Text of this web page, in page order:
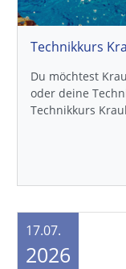
Du möchtest
oder deine
Technikkurs
17.07.
2026